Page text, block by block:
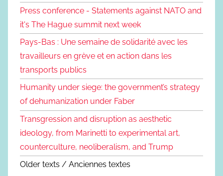
Press conference - Statements against NATO and
it's The Hague summit next week
Pays-Bas : Une semaine de solidarité avec les
travailleurs en grève et en action dans les
transports publics
Humanity under siege: the government’s strategy
of dehumanization under Faber
Transgression and disruption as aesthetic
ideology, from Marinetti to experimental art,
counterculture, neoliberalism, and Trump
Older texts / Anciennes textes